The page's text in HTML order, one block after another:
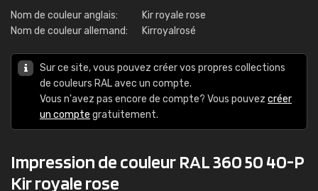
Nom de couleur anglais:
Kir royale rose
Nom de couleur allemand:
Kirroyalrosé
Sur ce site, vous pouvez créer vos propres collections
de couleurs RAL avec un compte.
Vous n'avez pas encore de compte? Vous pouvez créer
un compte gratuitement.
Impression de couleur RAL 360 50 40-P
Kir royale rose